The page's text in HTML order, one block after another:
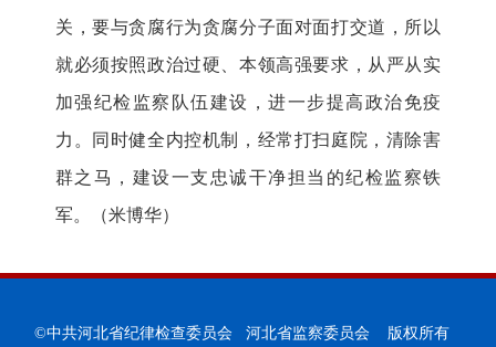
关，要与贪腐行为贪腐分子面对面打交道，所以
就必须按照政治过硬、本领高强要求，从严从实
加强纪检监察队伍建设，进一步提高政治免疫
力。同时健全内控机制，经常打扫庭院，清除害
群之马，建设一支忠诚干净担当的纪检监察铁
军。（米博华）
©中共河北省纪律检查委员会 河北省监察委员会 版权所有